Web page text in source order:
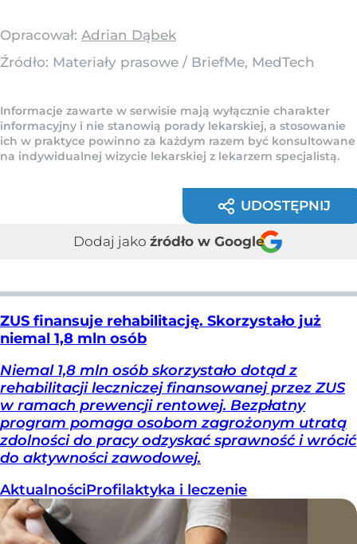
Opracował: Adrian Dąbek
Źródło: Materiały prasowe / BriefMe, MedTech
Informacje zawarte w serwisie mają wyłącznie charakter
informacyjny i nie stanowią porady lekarskiej, a stosowanie
ich w praktyce powinno za każdym razem być konsultowane
na indywidualnej wizycie lekarskiej z lekarzem specjalistą.
UDOSTĘPNIJ
Dodaj jako źródło w Google
ZUS finansuje rehabilitację. Skorzystało już
niemal 1,8 mln osób
Niemal 1,8 mln osób skorzystało dotąd z
rehabilitacji leczniczej finansowanej przez ZUS
w ramach prewencji rentowej. Bezpłatny
program pomaga osobom zagrożonym utratą
zdolności do pracy odzyskać sprawność i wrócić
do aktywności zawodowej.
AktualnościProfilaktyka i leczenie